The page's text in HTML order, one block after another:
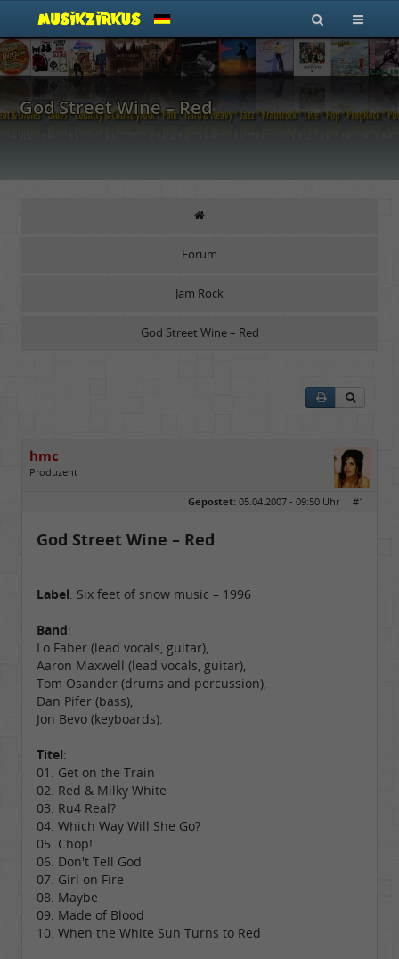
God Street Wine – Red
Forum
Jam Rock
God Street Wine – Red
hmc
Produzent
Homepage:
Beiträge:
17570
Gepostet: 05.04.2007 - 09:50 Uhr · #1
God Street Wine – Red
Label. Six feet of snow music – 1996
Band:
Lo Faber (lead vocals, guitar),
Aaron Maxwell (lead vocals, guitar),
Tom Osander (drums and percussion),
Dan Pifer (bass),
Jon Bevo (keyboards).
Titel:
01. Get on the Train
02. Red & Milky White
03. Ru4 Real?
04. Which Way Will She Go?
05. Chop!
06. Don't Tell God
07. Girl on Fire
08. Maybe
09. Made of Blood
10. When the White Sun Turns to Red